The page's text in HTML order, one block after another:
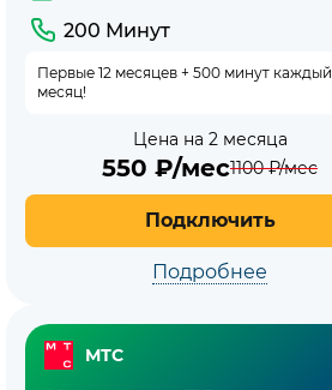
200 Минут
Первые 12 месяцев + 500 минут каждый
месяц!
Цена на 2 месяца
550 ₽/мес1100₽/мес
Подключить
Подробнее
МТС